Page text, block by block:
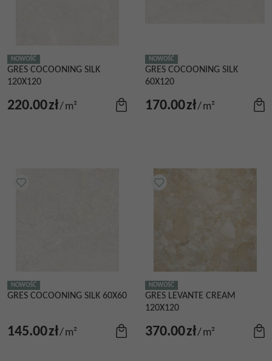
NOWOŚĆ
GRES COCOONING SILK
120X120
220.00zł/m²
NOWOŚĆ
GRES COCOONING SILK
60X120
170.00zł/m²
NOWOŚĆ
GRES COCOONING SILK 60X60
145.00zł/m²
NOWOŚĆ
GRES LEVANTE CREAM
120X120
370.00zł/m²